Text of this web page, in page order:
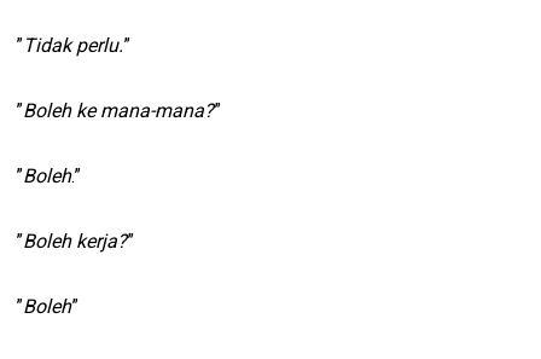
”Tidak perlu.”
”Boleh ke mana-mana?”
”Boleh.”
”Boleh kerja?”
”Boleh”